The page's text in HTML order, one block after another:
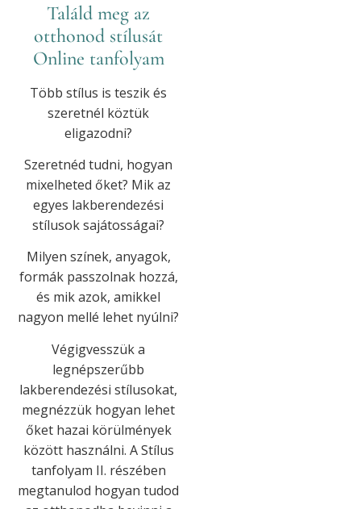
Találd meg az
otthonod stílusát
Online tanfolyam
Több stílus is teszik és
szeretnél köztük
eligazodni?
Szeretnéd tudni, hogyan
mixelheted őket? Mik az
egyes lakberendezési
stílusok sajátosságai?
Milyen színek, anyagok,
formák passzolnak hozzá,
és mik azok, amikkel
nagyon mellé lehet nyúlni?
Végigvesszük a
legnépszerűbb
lakberendezési stílusokat,
megnézzük hogyan lehet
őket hazai körülmények
között használni. A Stílus
tanfolyam II. részében
megtanulod hogyan tudod